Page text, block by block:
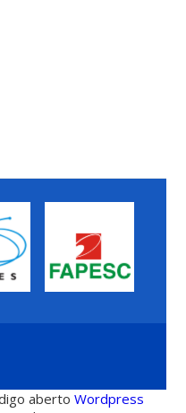
abertoWordpress